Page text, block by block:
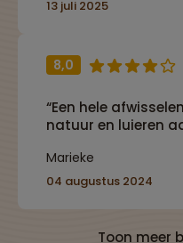
13 juli 2025
8,0
“Een hele
natuur en luieren
Marieke
04 augustus 2024
Toon meer